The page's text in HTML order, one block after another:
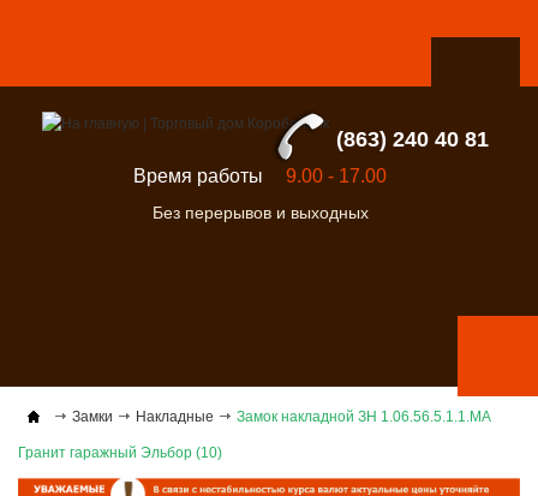
(863) 240 40 81
Время работы 9.00 - 17.00
Без перерывов и выходных
Замки Накладные Замок накладной ЗН 1.06.56.5.1.1.МА
Гранит гаражный Эльбор (10)